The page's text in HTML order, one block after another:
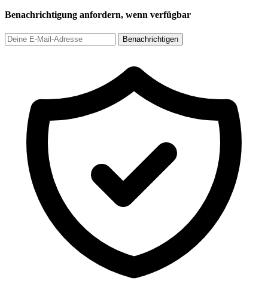
Benachrichtigung anfordern, wenn verfügbar
Benachrichtigen